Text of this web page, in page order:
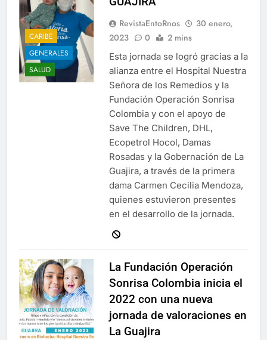
CARIBE
GENERALES
SALUD
RevistaEntoRnos
30 enero,
2023
0 2 mins
Esta jornada se logró gracias a la
alianza entre el Hospital Nuestra
Señora de los Remedios y la
Fundación Operación Sonrisa
Colombia y con el apoyo de
Save The Children, DHL,
Ecopetrol Hocol, Damas
Rosadas y la Gobernación de La
Guajira, a través de la primera
dama Carmen Cecilia Mendoza,
quienes estuvieron presentes
en el desarrollo de la jornada.
La Fundación Operación
Sonrisa Colombia inicia el
2022 con una nueva
jornada de valoraciones en
La Guajira